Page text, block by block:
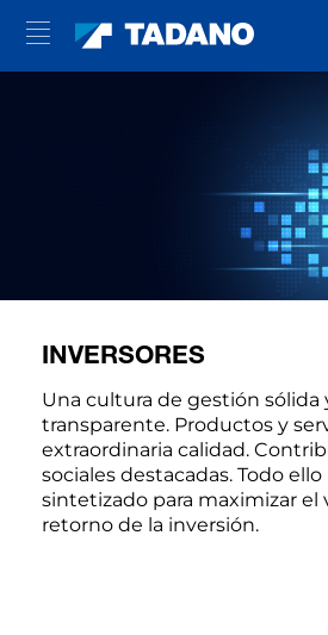
INVERSORES
Una cultura de gestión sólida
transparente. Productos y
extraordinaria calidad.
sociales destacadas. Todo ello
sintetizado para maximizar el
retorno de la inversión.